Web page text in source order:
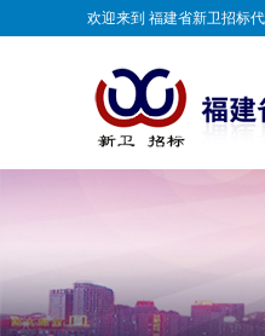
欢迎来到 福建省新卫招标